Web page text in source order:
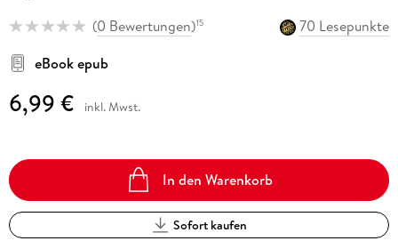
(0 Bewertungen)15
70 Lesepunkte
eBook epub
6,99 € inkl. Mwst.
In den Warenkorb
Sofort kaufen